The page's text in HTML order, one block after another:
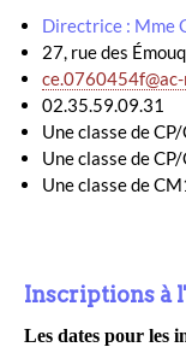
Directrice : Mme
27, rue des
02.35.59.09.31
Une classe de
Une classe de
Une classe de
Inscriptions à
Les dates pour les